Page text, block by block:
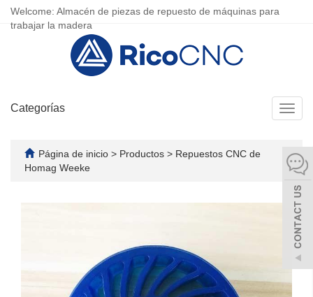
Welcome: Almacén de piezas de repuesto de máquinas para
trabajar la madera
Categorías
Página de inicio > Productos > Repuestos CNC de
Homag Weeke